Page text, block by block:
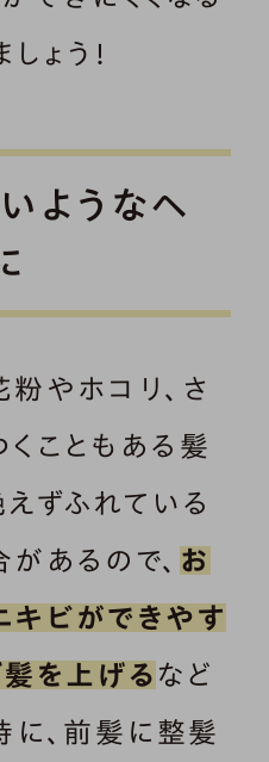
ょう！
ようなヘ
やホコリ、さ
こともある髪
ずふれている
あるので、 お
キビができやす
髪を上げる など
に、前髪に整髪